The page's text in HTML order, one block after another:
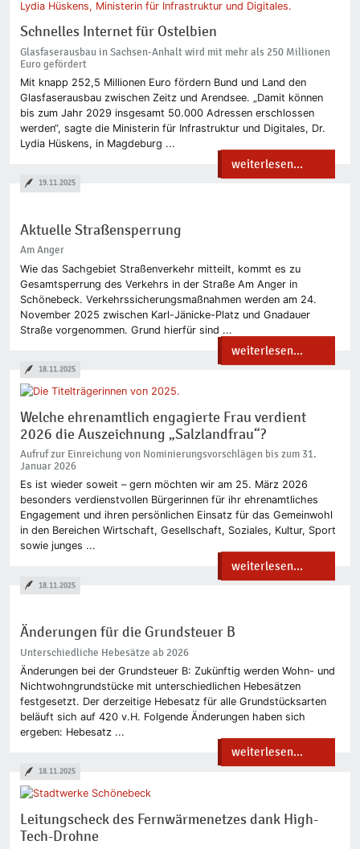
Schnelles Internet für Ostelbien
Glasfaserausbau in Sachsen-Anhalt wird mit mehr als 250 Millionen
Euro gefördert
Mit knapp 252,5 Millionen Euro fördern Bund und Land den
Glasfaserausbau zwischen Zeitz und Arendsee. „Damit können
bis zum Jahr 2029 insgesamt 50.000 Adressen erschlossen
werden“, sagte die Ministerin für Infrastruktur und Digitales, Dr.
Lydia Hüskens, in Magdeburg ...
weiterlesen...
Aktuelle Straßensperrung
Am Anger
Wie das Sachgebiet Straßenverkehr mitteilt, kommt es zu
Gesamtsperrung des Verkehrs in der Straße Am Anger in
Schönebeck. Verkehrssicherungsmaßnahmen werden am 24.
November 2025 zwischen Karl-Jänicke-Platz und Gnadauer
Straße vorgenommen. Grund hierfür sind ...
weiterlesen...
19.11.2025
Welche ehrenamtlich engagierte Frau verdient
2026 die Auszeichnung „Salzlandfrau“?
Aufruf zur Einreichung von Nominierungsvorschlägen bis zum 31.
Januar 2026
Es ist wieder soweit – gern möchten wir am 25. März 2026
besonders verdienstvollen Bürgerinnen für ihr ehrenamtliches
Engagement und ihren persönlichen Einsatz für das Gemeinwohl
in den Bereichen Wirtschaft, Gesellschaft, Soziales, Kultur, Sport
sowie junges ...
weiterlesen...
18.11.2025
Änderungen für die Grundsteuer B
Unterschiedliche Hebesätze ab 2026
Änderungen bei der Grundsteuer B: Zukünftig werden Wohn- und
Nichtwohngrundstücke mit unterschiedlichen Hebesätzen
festgesetzt. Der derzeitige Hebesatz für alle Grundstücksarten
beläuft sich auf 420 v.H. Folgende Änderungen haben sich
ergeben: Hebesatz ...
weiterlesen...
18.11.2025
Leitungscheck des Fernwärmenetzes dank High-
Tech-Drohne
18.11.2025